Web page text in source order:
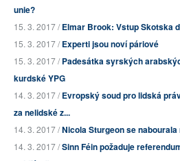
unie?
15. 3. 2017 /Elmar Brook: Vstup Skotska
15. 3. 2017 /Experti jsou noví páriové
15. 3. 2017 /Padesátka syrských
kurdské YPG
14. 3. 2017 /Evropský soud pro lidská
za nelidské z...
14. 3. 2017 /Nicola Sturgeon se
14. 3. 2017 /Sinn Féin požaduje